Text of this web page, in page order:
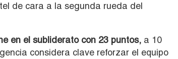
de cara a la segunda rueda del
en el subliderato con 23 puntos, a 10
considera clave reforzar el equipo